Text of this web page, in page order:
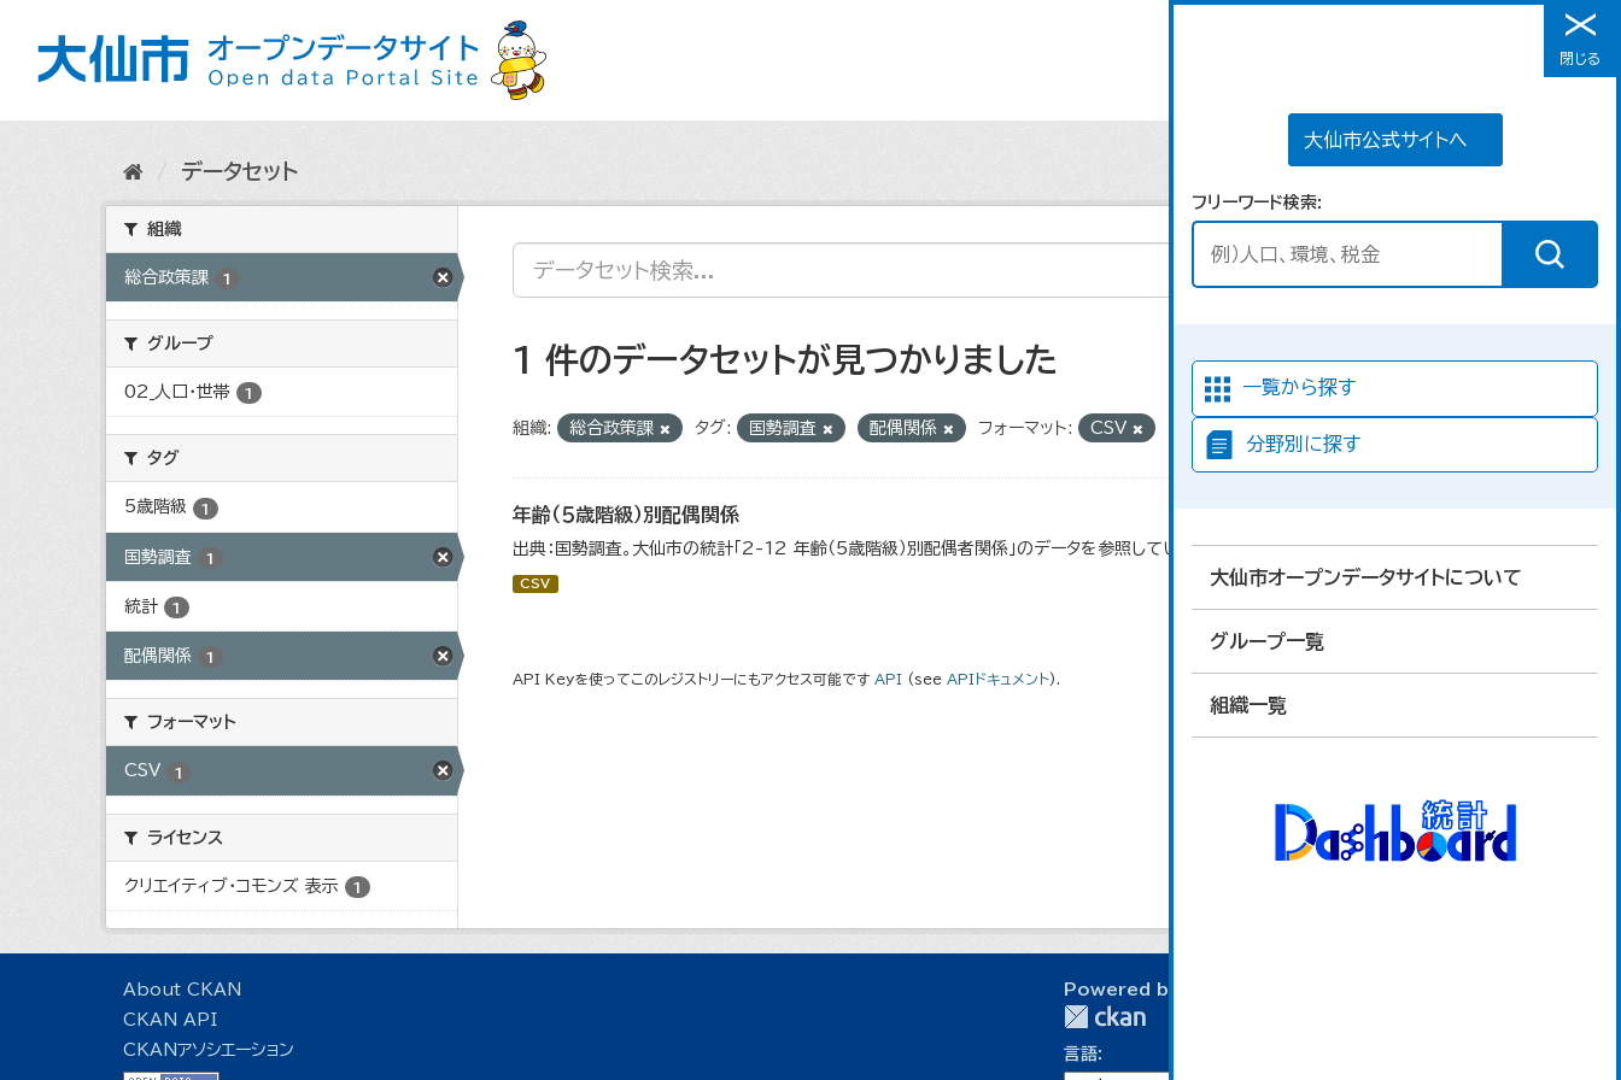
メニュー
大仙市公式サイトへ
フリーワード検索
一覧から探す
分野別に探す
大仙市オープンデータサイトについて
グループ一覧
組織一覧
閉じる
データセット
組織
総合政策課 1
グループ
02_人口・世帯 1
タグ
5歳階級 1
国勢調査 1
統計 1
配偶関係 1
フォーマット
CSV 1
ライセンス
クリエイティブ・コモンズ 表示 1
1 件のデータセットが見つかりました
組織: 総合政策課 タグ: 国勢調査 配偶関係 フォーマット: CSV
年齢（５歳階級）別配偶関係
出典：国勢調査。大仙市の統計「2-12 年齢（5歳階級）別配偶者関係」のデータを参照しています。
CSV
API Keyを使ってこのレジストリーにもアクセス可能です API (see APIドキュメント).
About CKAN
CKAN API
CKANアソシエーション
Powered by
言語